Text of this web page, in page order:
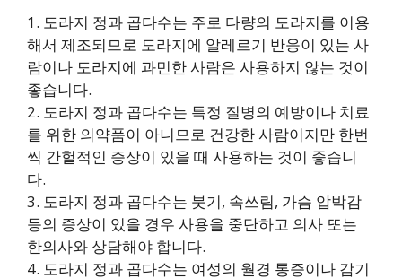
1. 도라지 정과 곱다수는 주로 다량의 도라지를 이용
해서 제조되므로 도라지에 알레르기 반응이 있는 사
람이나 도라지에 과민한 사람은 사용하지 않는 것이
좋습니다.
2. 도라지 정과 곱다수는 특정 질병의 예방이나 치료
를 위한 의약품이 아니므로 건강한 사람이지만 한번
씩 간헐적인 증상이 있을 때 사용하는 것이 좋습니
다.
3. 도라지 정과 곱다수는 붓기, 속쓰림, 가슴 압박감
등의 증상이 있을 경우 사용을 중단하고 의사 또는
한의사와 상담해야 합니다.
4. 도라지 정과 곱다수는 여성의 월경 통증이나 감기